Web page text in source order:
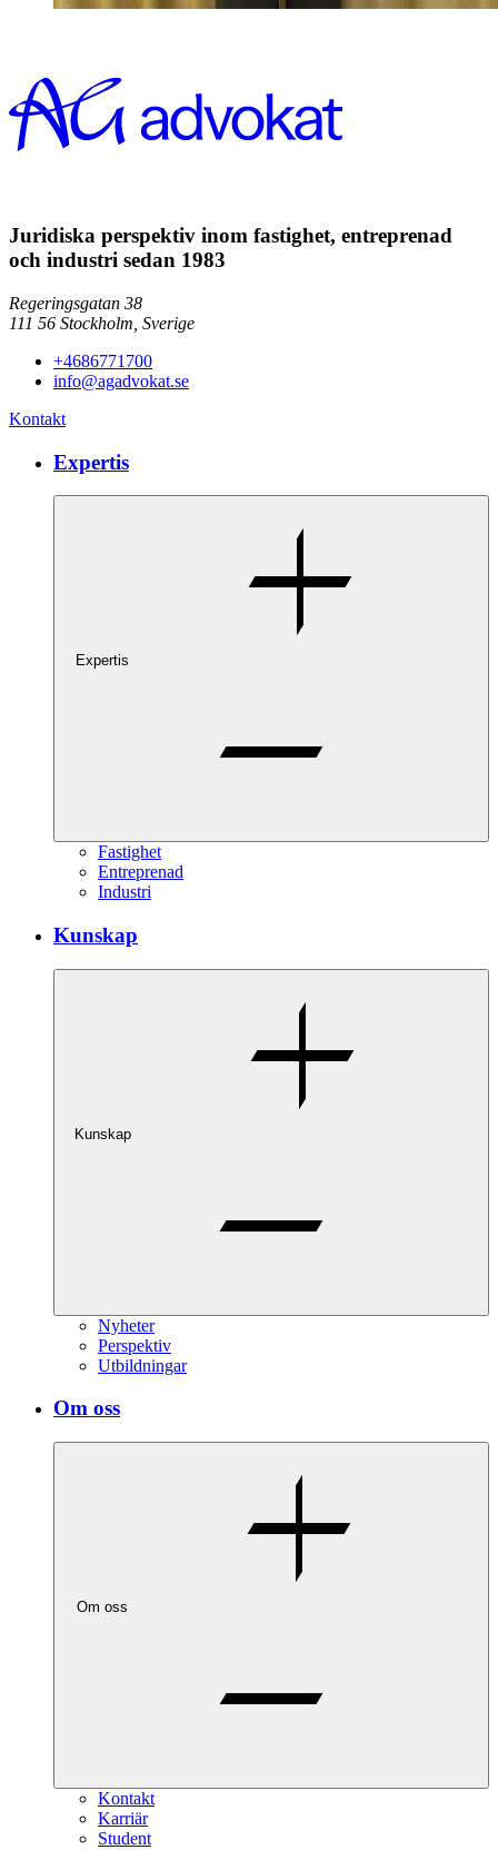
Juridiska perspektiv inom fastighet, entreprenad
och industri sedan 1983
Regeringsgatan 38
111 56 Stockholm, Sverige
+4686771700
info@agadvokat.se
Kontakt
Expertis
Expertis
Fastighet
Entreprenad
Industri
Kunskap
Kunskap
Nyheter
Perspektiv
Utbildningar
Om oss
Om oss
Kontakt
Karriär
Student